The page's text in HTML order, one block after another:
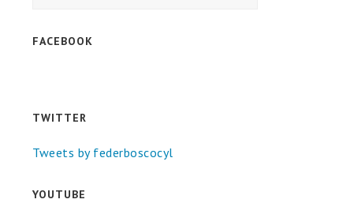
FACEBOOK
TWITTER
Tweets by federboscocyl
YOUTUBE